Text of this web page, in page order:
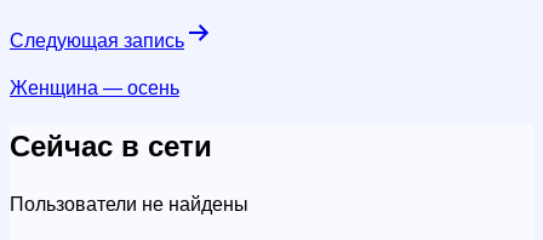
Следующая запись
Женщина — осень
Сейчас в сети
Пользователи не найдены